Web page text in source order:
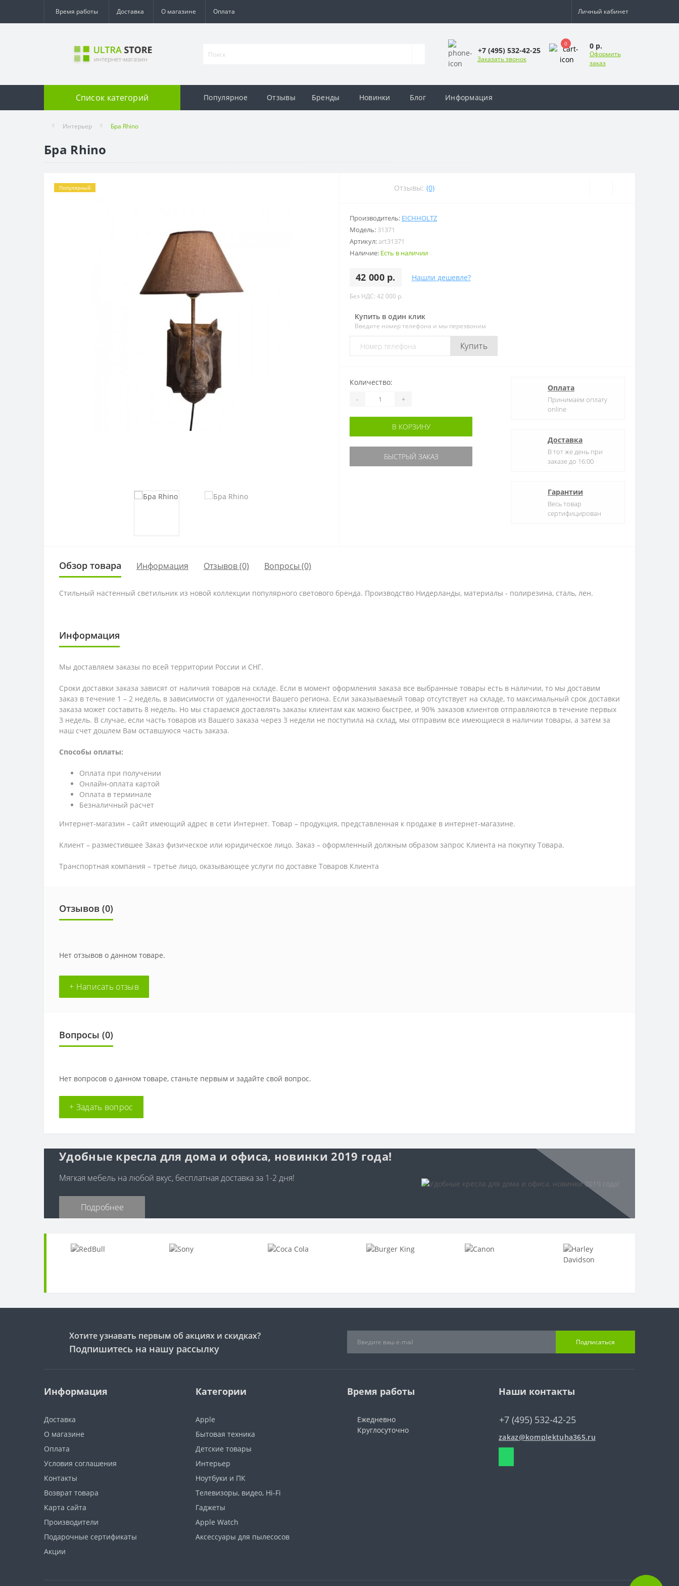
Время работы Доставка О магазине Оплата Личный кабинет
+7 (495) 532-42-25
Заказать звонок
0 0 р.
Оформить
заказ
Список категорий Популярное Отзывы Бренды Новинки Блог Информация
Интерьер Бра Rhino
Бра Rhino
Популярный Отзывы: (0)
Производитель: EICHHOLTZ
Модель: 31371
Артикул: art31371
Наличие: Есть в наличии
42 000 р. Нашли дешевле?
Без НДС: 42 000 р.
Купить в один клик
Введите номер телефона и мы перезвоним
Купить
Количество:
- +
В КОРЗИНУ
БЫСТРЫЙ ЗАКАЗ
Оплата
Принимаем оплату
online
Доставка
В тот же день при
заказе до 16:00
Гарантии
Весь товар
сертифицирован
Обзор товара Информация Отзывов (0) Вопросы (0)
Стильный настенный светильник из новой коллекции популярного светового бренда. Производство Нидерланды, материалы - полирезина, сталь, лен.
Информация
Мы доставляем заказы по всей территории России и СНГ.
Сроки доставки заказа зависят от наличия товаров на складе. Если в момент оформления заказа все выбранные товары есть в наличии, то мы доставим
заказ в течение 1 – 2 недель, в зависимости от удаленности Вашего региона. Если заказываемый товар отсутствует на складе, то максимальный срок доставки
заказа может составить 8 недель. Но мы стараемся доставлять заказы клиентам как можно быстрее, и 90% заказов клиентов отправляются в течение первых
3 недель. В случае, если часть товаров из Вашего заказа через 3 недели не поступила на склад, мы отправим все имеющиеся в наличии товары, а затем за
наш счет дошлем Вам оставшуюся часть заказа.
Способы оплаты:
Оплата при получении
Онлайн-оплата картой
Оплата в терминале
Безналичный расчет
Интернет-магазин – сайт имеющий адрес в сети Интернет. Товар – продукция, представленная к продаже в интернет-магазине.
Клиент – разместившее Заказ физическое или юридическое лицо. Заказ – оформленный должным образом запрос Клиента на покупку Товара.
Транспортная компания – третье лицо, оказывающее услуги по доставке Товаров Клиента
Отзывов (0)
Нет отзывов о данном товаре.
+ Написать отзыв
Вопросы (0)
Нет вопросов о данном товаре, станьте первым и задайте свой вопрос.
+ Задать вопрос
Удобные кресла для дома и офиса, новинки 2019 года!
Мягкая мебель на любой вкус, бесплатная доставка за 1-2 дня!
Подробнее
Хотите узнавать первым об акциях и скидках?
Подпишитесь на нашу рассылку
Подписаться
Информация
Доставка
О магазине
Оплата
Условия соглашения
Контакты
Возврат товара
Карта сайта
Производители
Подарочные сертификаты
Акции
Категории
Apple
Бытовая техника
Детские товары
Интерьер
Ноутбуки и ПК
Телевизоры, видео, Hi-Fi
Гаджеты
Apple Watch
Аксессуары для пылесосов
Время работы
Ежедневно
Круглосуточно
Наши контакты
+7 (495) 532-42-25
zakaz@komplektuha365.ru